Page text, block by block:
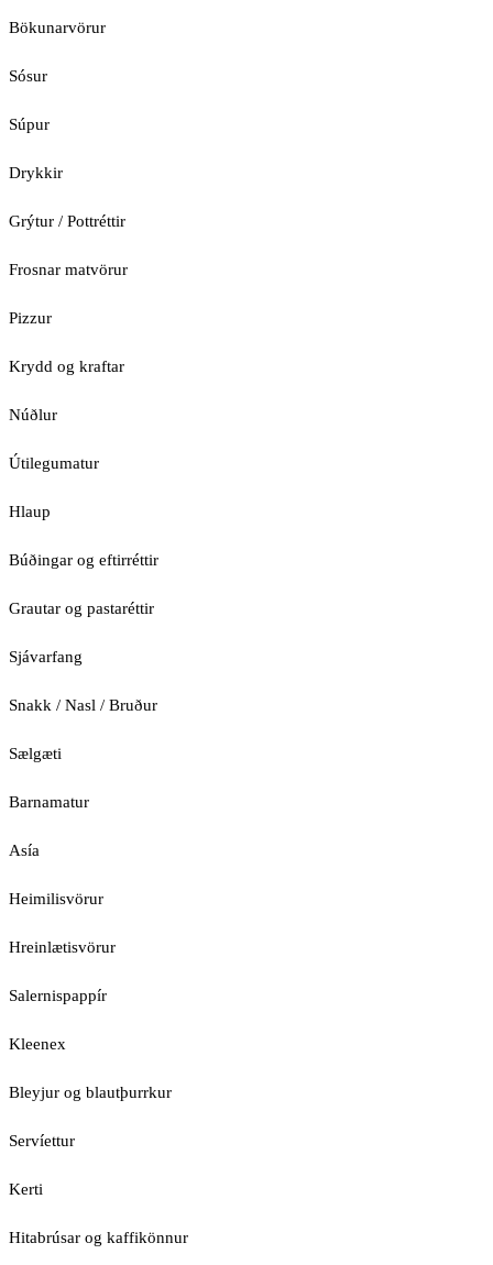
Bökunarvörur
Sósur
Súpur
Drykkir
Grýtur / Pottréttir
Frosnar matvörur
Pizzur
Krydd og kraftar
Núðlur
Útilegumatur
Hlaup
Búðingar og eftirréttir
Grautar og pastaréttir
Sjávarfang
Snakk / Nasl / Bruður
Sælgæti
Barnamatur
Asía
Heimilisvörur
Hreinlætisvörur
Salernispappír
Kleenex
Bleyjur og blautþurrkur
Servíettur
Kerti
Hitabrúsar og kaffikönnur